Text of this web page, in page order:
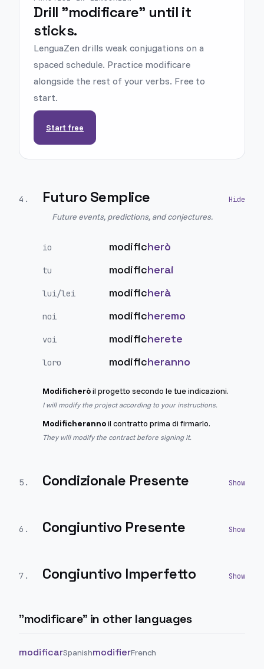
Drill "modificare" until it
sticks.
LenguaZen drills weak conjugations on a
spaced schedule. Practice modificare
alongside the rest of your verbs. Free to
start.
Start free
4 . Futuro Semplice
Future events, predictions, and conjectures.
io modificherò
tu modificherai
lui/lei modificherà
noi modificheremo
voi modificherete
loro modificheranno
Modificheròil progetto secondo le tue indicazioni.
I will modify the project according to your instructions.
Modificherannoil contratto prima di firmarlo.
They will modify the contract before signing it.
5 . Condizionale Presente
6 . Congiuntivo Presente
7 . Congiuntivo Imperfetto
"modificare" in other languages
modificarSpanishmodifierFrench